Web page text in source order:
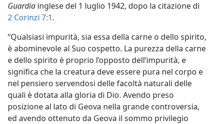
Guardia inglese del 1 luglio 1942, dopo la citazione di
2 Corinzi 7:1.
“Qualsiasi impurità, sia essa della carne o dello spirito,
è abominevole al Suo cospetto. La purezza della carne
e dello spirito è proprio l’opposto dell’impurità, e
significa che la creatura deve essere pura nel corpo e
nel pensiero servendosi delle facoltà naturali delle
quali è dotata alla gloria di Dio. Avendo preso
posizione al lato di Geova nella grande controversia,
ed avendo ottenuto da Geova il sommo privilegio